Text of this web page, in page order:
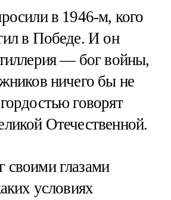
в 1946-м, кого
в Победе. И он
— бог войны,
ничего бы не
говорят
Отечественной.
глазами
условиях